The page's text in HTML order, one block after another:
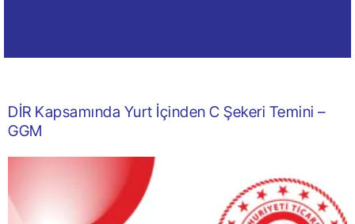
DİR Kapsamında Yurt İçinden C Şekeri Temini –
GGM